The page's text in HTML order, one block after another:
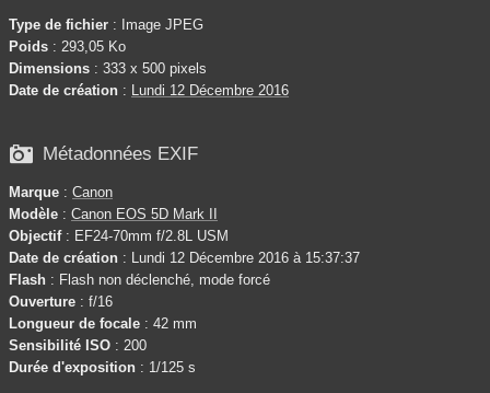
Type de fichier : Image JPEG
Poids : 293,05 Ko
Dimensions : 333 x 500 pixels
Date de création : Lundi 12 Décembre 2016
 Métadonnées EXIF
Marque : Canon
Modèle : Canon EOS 5D Mark II
Objectif: EF24-70mm f/2.8L USM
Date de création : Lundi 12 Décembre 2016 à 15:37:37
Flash : Flash non déclenché, mode forcé
Ouverture : f/16
Longueur de focale : 42 mm
Sensibilité ISO : 200
Durée d'exposition : 1/125 s